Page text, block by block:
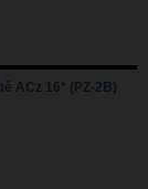
ACz 16* (PZ-2B)